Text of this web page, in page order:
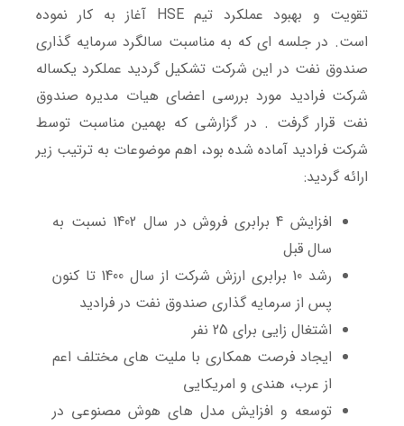
تقویت و بهبود عملکرد تیم HSE آغاز به کار نموده
است. در جلسه ای که به مناسبت سالگرد سرمایه گذاری
صندوق نفت در این شرکت تشکیل گردید عملکرد یکساله
شرکت فرادید مورد بررسی اعضای هیات مدیره صندوق
نفت قرار گرفت . در گزارشی که بهمین مناسبت توسط
شرکت فرادید آماده شده بود، اهم موضوعات به ترتیب زیر
ارائه گردید:
افزایش 4 برابری فروش در سال 1402 نسبت به
سال قبل
رشد 10 برابری ارزش شرکت از سال 1400 تا کنون
پس از سرمایه گذاری صندوق نفت در فرادید
اشتغال زایی برای 25 نفر
ایجاد فرصت همکاری با ملیت های مختلف اعم
از عرب، هندی و امریکایی
توسعه و افزایش مدل های هوش مصنوعی در